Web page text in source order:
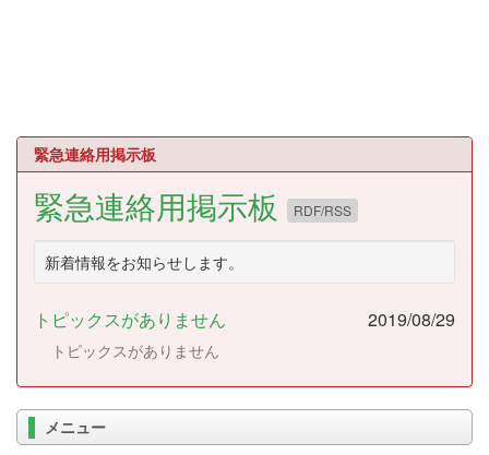
緊急連絡用掲示板
緊急連絡用掲示板 RDF/RSS
新着情報をお知らせします。
トピックスがありません 2019/08/29
トピックスがありません
メニュー